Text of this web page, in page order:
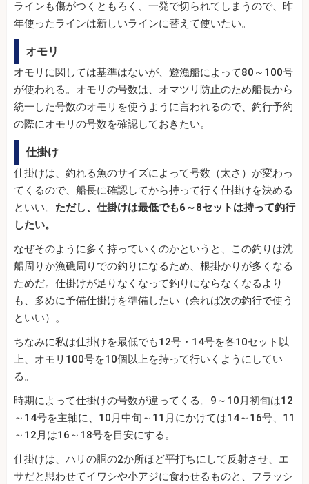
ラインも傷がつくともろく、一発で切られてしまうので、昨
年使ったラインは新しいラインに替えて使いたい。
オモリ
オモリに関しては基準はないが、遊漁船によって80～100号
が使われる。オモリの号数は、オマツリ防止のため船長から
統一した号数のオモリを使うように言われるので、釣行予約
の際にオモリの号数を確認しておきたい。
仕掛け
仕掛けは、釣れる魚のサイズによって号数（太さ）が変わっ
てくるので、船長に確認してから持って行く仕掛けを決める
といい。 ただし、仕掛けは最低でも6～8セットは持って釣行
したい。
なぜそのように多く持っていくのかというと、この釣りは沈
船周りか漁礁周りでの釣りになるため、根掛かりが多くなる
ためだ。仕掛けが足りなくなって釣りにならなくなるより
も、多めに予備仕掛けを準備したい（余れば次の釣行で使う
といい）。
ちなみに私は仕掛けを最低でも12号・14号を各10セット以
上、オモリ100号を10個以上を持って行いくようにしてい
る。
時期によって仕掛けの号数が違ってくる。9～10月初旬は12
～14号を主軸に、10月中旬～11月にかけては14～16号、11
～12月は16～18号を目安にする。
仕掛けは、ハリの胴の2か所ほど平打ちにして反射させ、エ
サだと思わせてイワシや小アジに食わせるものと、フラッシ